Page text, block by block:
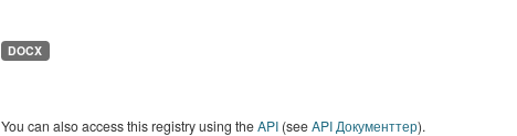
DOCX
You can also access this registry using theAPI(seeAPI Документтер).